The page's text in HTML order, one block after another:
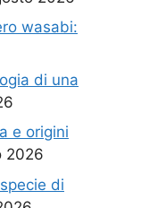
wasabi:
di una
e origini
2026
di